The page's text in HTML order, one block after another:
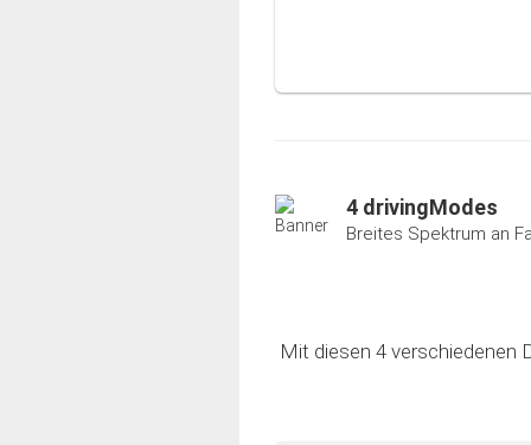
4 drivingModes
Breites Spektrum an
Mit diesen 4 verschiedenen